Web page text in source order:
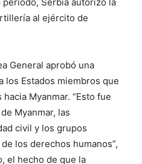
al ejército de
General aprobó una
los Estados miembros que
Myanmar. “Esto fue
Myanmar, las
civil y los grupos
los derechos humanos”,
el hecho de que la